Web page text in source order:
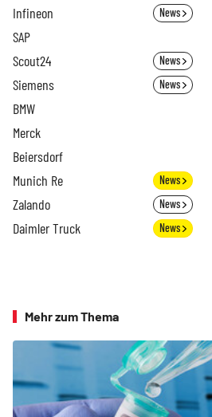
Infineon News
SAP
Scout24 News
Siemens News
BMW
Merck
Beiersdorf
Munich Re News
Zalando News
Daimler Truck News
Mehr zum Thema